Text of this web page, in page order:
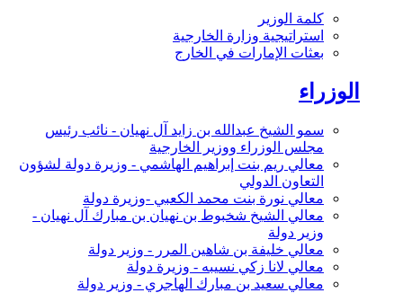
كلمة الوزير
استراتيجية وزارة الخارجية
بعثات الإمارات في الخارج
الوزراء
سمو الشيخ عبدالله بن زايد آل نهيان - نائب رئيس
مجلس الوزراء ووزير الخارجية
معالي ريم بنت إبراهيم الهاشمي - وزيرة دولة لشؤون
التعاون الدولي
معالي نورة بنت محمد الكعبي -وزيرة دولة
معالي الشيخ شخبوط بن نهيان بن مبارك آل نهيان -
وزير دولة
معالي خليفة بن شاهين المرر - وزير دولة
معالي لانا زكي نسيبه - وزيرة دولة
معالي سعيد بن مبارك الهاجري - وزير دولة